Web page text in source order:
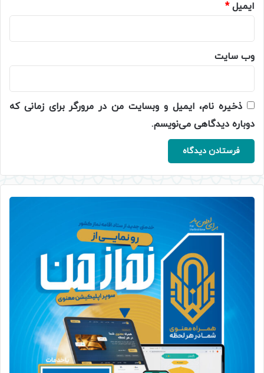
ایمیل*
وب‌ سایت
ذخیره نام، ایمیل و وبسایت من در مرورگر برای زمانی که
دوباره دیدگاهی می‌نویسم.